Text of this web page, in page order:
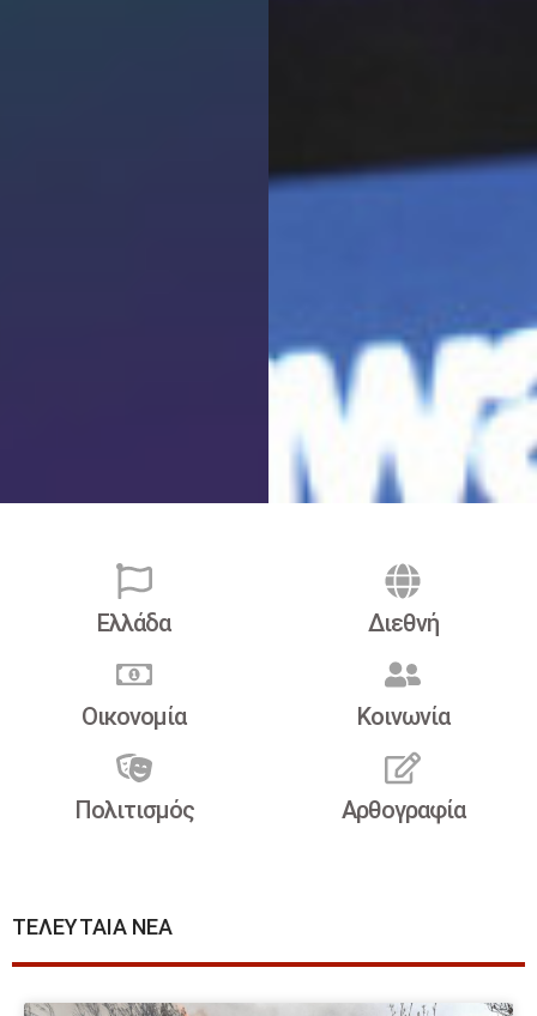
Ελλάδα Διεθνή
Οικονομία Κοινωνία
Πολιτισμός Αρθογραφία
ΤΕΛΕΥΤΑΙΑ ΝΕΑ